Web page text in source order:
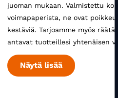
juoman mukaan. Valmistettu
voimapaperista, ne ovat
kestäviä. Tarjoamme myös
antavat tuotteillesi yhtenäisen
Näytä lisää